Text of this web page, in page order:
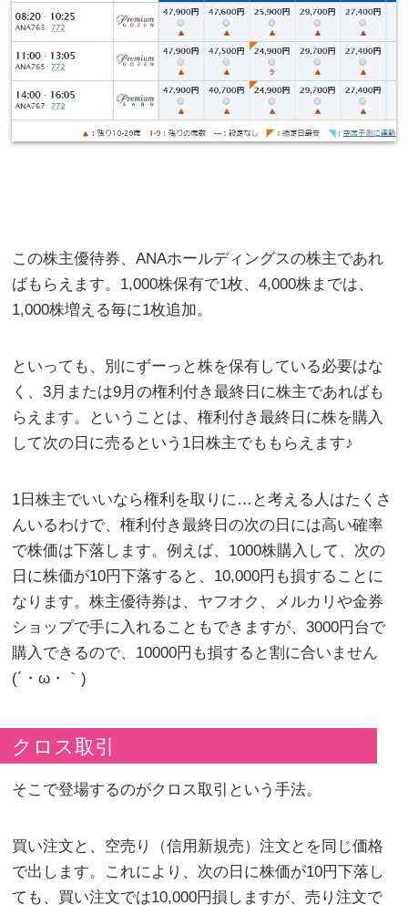
この株主優待券、ANAホールディングスの株主であれ
ばもらえます。1,000株保有で1枚、4,000株までは、
1,000株増える毎に1枚追加。
といっても、別にずーっと株を保有している必要はな
く、3月または9月の権利付き最終日に株主であればも
らえます。ということは、権利付き最終日に株を購入
して次の日に売るという1日株主でももらえます♪
1日株主でいいなら権利を取りに…と考える人はたくさ
んいるわけで、権利付き最終日の次の日には高い確率
で株価は下落します。例えば、1000株購入して、次の
日に株価が10円下落すると、10,000円も損することに
なります。株主優待券は、ヤフオク、メルカリや金券
ショップで手に入れることもできますが、3000円台で
購入できるので、10000円も損すると割に合いません
(´・ω・｀)
クロス取引
そこで登場するのがクロス取引という手法。
買い注文と、空売り（信用新規売）注文とを同じ価格
で出します。これにより、次の日に株価が10円下落し
ても、買い注文では10,000円損しますが、売り注文で